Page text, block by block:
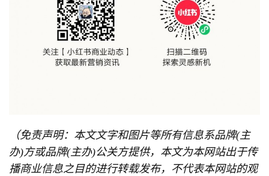
（免责声明：本文文字和图片等所有信息系品牌(主
办)方或品牌(主办)公关方提供，本文为本网站出于传
播商业信息之目的进行转载发布，不代表本网站的观